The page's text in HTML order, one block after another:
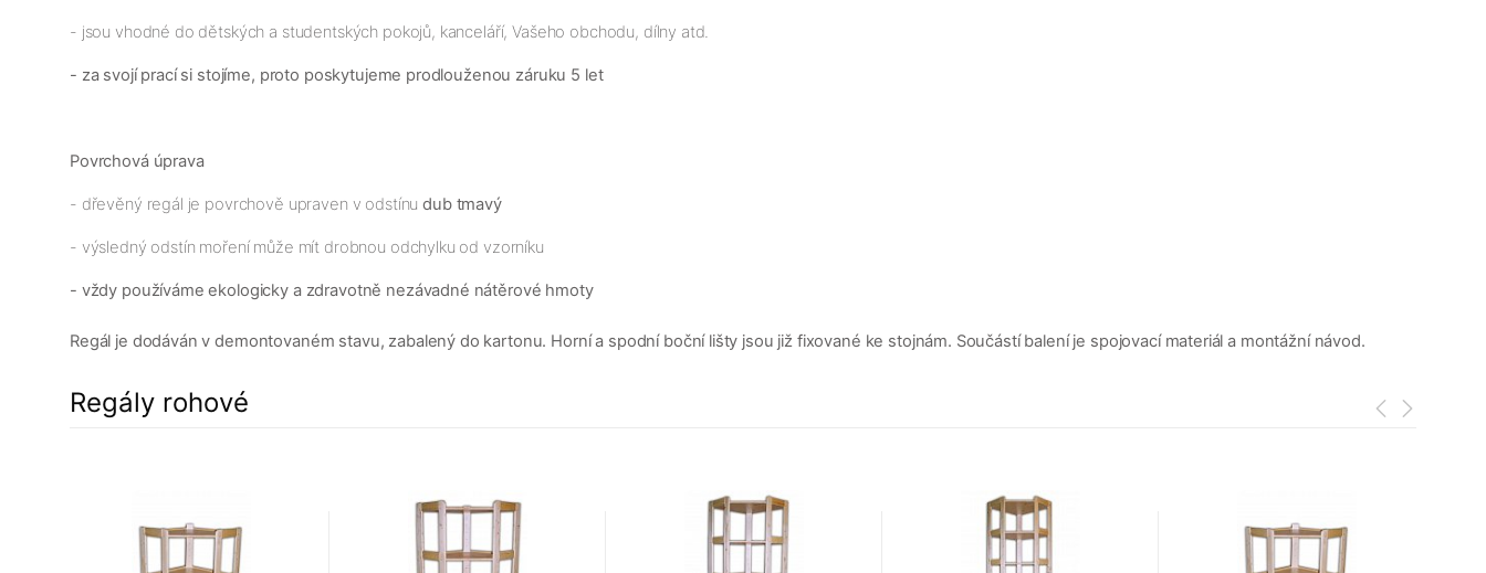
- jsou vhodné do dětských a studentských pokojů, kanceláří, Vašeho obchodu, dílny atd.
- za svojí prací si stojíme, proto poskytujeme prodlouženou záruku 5 let
Povrchová úprava
- dřevěný regál je povrchově upraven v odstínudub tmavý
- výsledný odstín moření může mít drobnou odchylku od vzorníku
- vždy používáme ekologicky a zdravotně nezávadné nátěrové hmoty
Regál je dodáván v demontovaném stavu, zabalený do kartonu. Horní a spodní boční lišty jsou již fixované ke stojnám. Součástí balení je spojovací materiál a montážní návod.
Regály rohové